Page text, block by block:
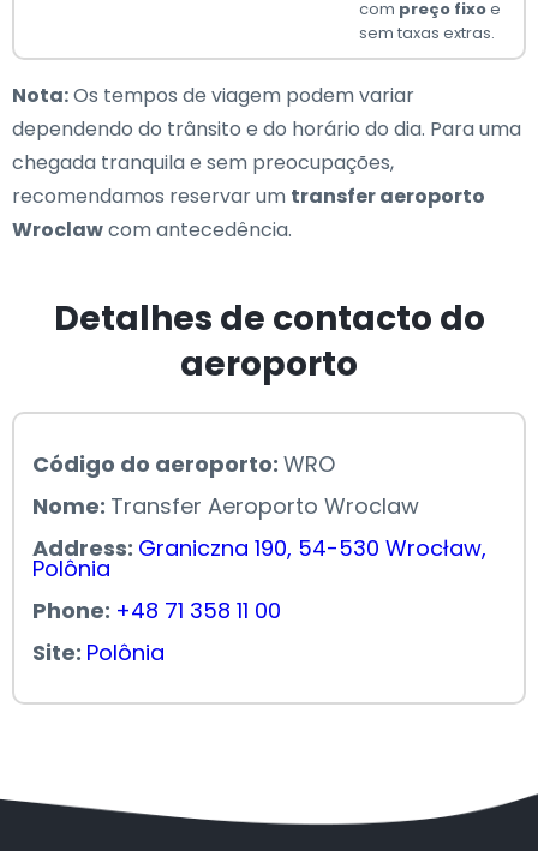
com preço fixoe
sem taxas extras.
Nota:Os tempos de viagem podem variar
dependendo do trânsito e do horário do dia. Para uma
chegada tranquila e sem preocupações,
recomendamos reservar um transfer aeroporto
Wroclawcom antecedência.
Detalhes de contacto do
aeroporto
Código do aeroporto: WRO
Nome: Transfer Aeroporto Wroclaw
Address: Graniczna 190, 54-530 Wrocław,
Polônia
Phone: +48 71 358 11 00
Site: Polônia